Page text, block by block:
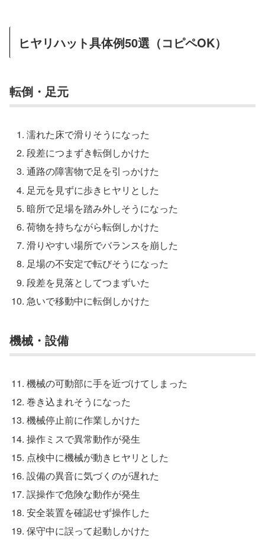
ヒヤリハット具体例50選（コピペOK）
転倒・足元
濡れた床で滑りそうになった
段差につまずき転倒しかけた
通路の障害物で足を引っかけた
足元を見ずに歩きヒヤリとした
暗所で足場を踏み外しそうになった
荷物を持ちながら転倒しかけた
滑りやすい場所でバランスを崩した
足場の不安定で転びそうになった
段差を見落としてつまずいた
急いで移動中に転倒しかけた
機械・設備
機械の可動部に手を近づけてしまった
巻き込まれそうになった
機械停止前に作業しかけた
操作ミスで異常動作が発生
点検中に機械が動きヒヤリとした
設備の異音に気づくのが遅れた
誤操作で危険な動作が発生
安全装置を確認せず操作した
保守中に誤って起動しかけた